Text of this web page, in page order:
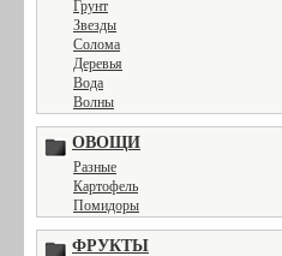
Грунт
Звезды
Солома
Деревья
Вода
Волны
ОВОЩИ
Разные
Картофель
Помидоры
ФРУКТЫ